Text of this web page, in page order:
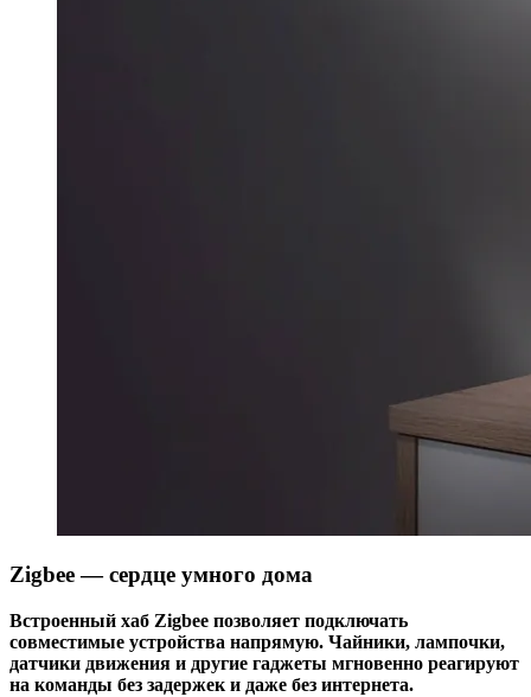
Zigbee — сердце умного дома
Встроенный хаб Zigbee позволяет подключать
совместимые устройства напрямую. Чайники, лампочки,
датчики движения и другие гаджеты мгновенно реагируют
на команды без задержек и даже без интернета.